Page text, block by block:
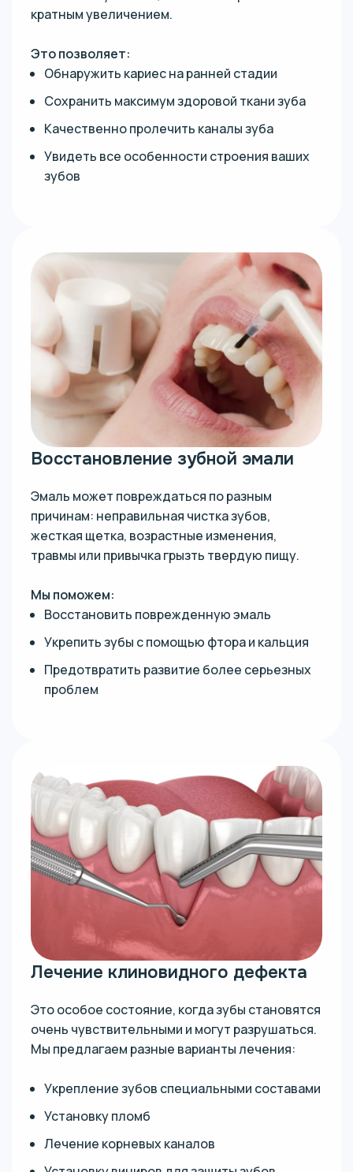
кратным увеличением.
Это позволяет:
Обнаружить кариес на ранней стадии
Сохранить максимум здоровой ткани зуба
Качественно пролечить каналы зуба
Увидеть все особенности строения ваших
зубов
Восстановление зубной эмали
Эмаль может повреждаться по разным
причинам: неправильная чистка зубов,
жесткая щетка, возрастные изменения,
травмы или привычка грызть твердую пищу.
Мы поможем:
Восстановить поврежденную эмаль
Укрепить зубы с помощью фтора и кальция
Предотвратить развитие более серьезных
проблем
Лечение клиновидного дефекта
Это особое состояние, когда зубы становятся
очень чувствительными и могут разрушаться.
Мы предлагаем разные варианты лечения:
Укрепление зубов специальными составами
Установку пломб
Лечение корневых каналов